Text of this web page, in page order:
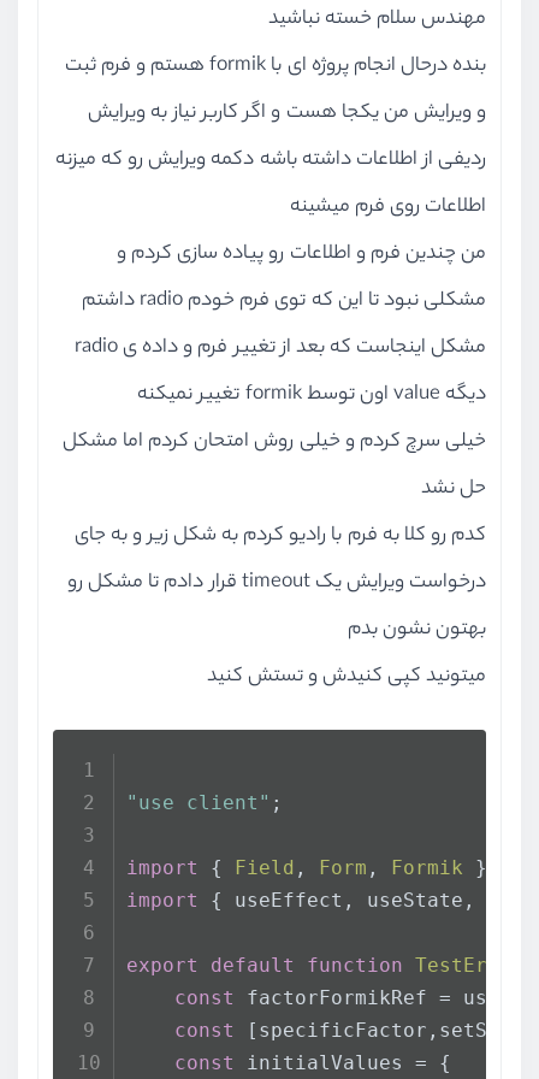
پیاده‌سازی ویرایش محصولات - بخش چهارم
بررسی اجازه دسترسی ( ACL )
پیاده‌سازی اجازه دسترسی
پیاده‌سازی اجازه دسترسی - بخش دوم
ویدیو آموزشی 10:34
بخش هفتم
بخش هشتم سایت اصلی و سئو
مهندس سلام خسته نباشید
بنده درحال انجام پروژه ای با formik هستم و فرم ثبت
و ویرایش من یکجا هست و اگر کاربر نیاز به ویرایش
ردیفی از اطلاعات داشته باشه دکمه ویرایش رو که میزنه
اطلاعات روی فرم میشینه
من چندین فرم و اطلاعات رو پیاده سازی کردم و
مشکلی نبود تا این که توی فرم خودم radio داشتم
مشکل اینجاست که بعد از تغییر فرم و داده ی radio
دیگه value اون توسط formik تغییر نمیکنه
خیلی سرچ کردم و خیلی روش امتحان کردم اما مشکل
حل نشد
کدم رو کلا به فرم با رادیو کردم به شکل زیر و به جای
درخواست ویرایش یک timeout قرار دادم تا مشکل رو
بهتون نشون بدم
میتونید کپی کنیدش و تستش کنید
"use client" ;
import { Field , Form , Formik }
import
{ useEffect, useState,
export default function TestError
const
factorFormikRef =
const
const
initialValues = {